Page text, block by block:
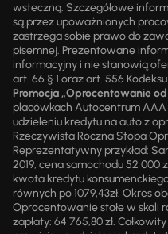
wsteczną. Szczegółowe
są przez upoważnionych
zastrzega sobie prawo do
pisemnej. Prezentowane
informacyjny i nie stanowią
art. 66 § 1 oraz art. 556
Promocja „Oprocentowanie od
placówkach Autocentrum AAA
udzieleniu kredytu na auto z
Rzeczywista Roczna Stopa
Reprezentatywny przykład:
2019, cena samochodu 52 000
kwota kredytu
równych po 1079,43zł. Okres
Oprocentowanie stałe w skali
zapłaty: 64 765,80 zł.